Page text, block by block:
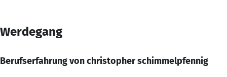
Werdegang
Berufserfahrung von christopher schimmelpfennig